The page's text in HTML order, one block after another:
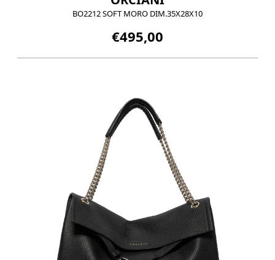
BO2212 SOFT MORO DIM.35X28X10
€495,00